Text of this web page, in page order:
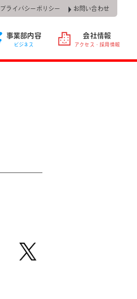
プライバシーポリシー お問い合わせ
事業部内容
ビジネス
会社情報
アクセス・採用情報